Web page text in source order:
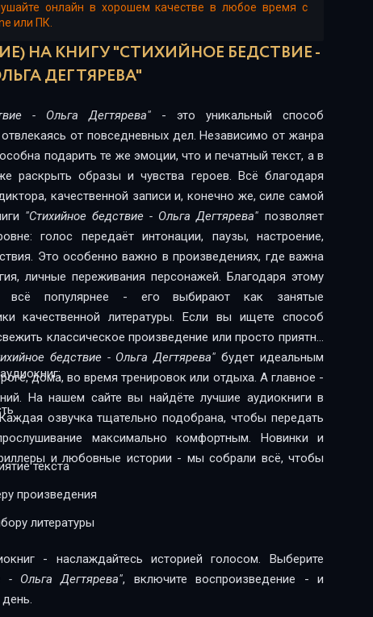
онлайн в хорошем качестве в любое время с
или ПК.
НА КНИГУ "СТИХИЙНОЕ БЕДСТВИЕ -
ДЕГТЯРЕВА"
- Ольга Дегтярева"- это уникальный способ
от повседневных дел. Независимо от жанра
подарить те же эмоции, что и печатный текст, а в
раскрыть образы и чувства героев. Всё благодаря
качественной записи и, конечно же, силе самой
"Стихийное бедствие - Ольга Дегтярева" позволяет
голос передаёт интонации, паузы, настроение,
Это особенно важно в произведениях, где важна
личные переживания персонажей. Благодаря этому
всё популярнее - его выбирают как занятые
литературы. Если вы ищете способ
классическое произведение или просто приятно
бедствие - Ольга Дегтярева" будет идеальным
дома, во время тренировок или отдыха. А главное -
На нашем сайте вы найдёте лучшие аудиокниги в
озвучка тщательно подобрана, чтобы передать
максимально комфортным. Новинки и
и любовные истории - мы собрали всё, чтобы
текста
произведения
литературы
- наслаждайтесь историей голосом. Выберите
- Ольга Дегтярева", включите воспроизведение - и